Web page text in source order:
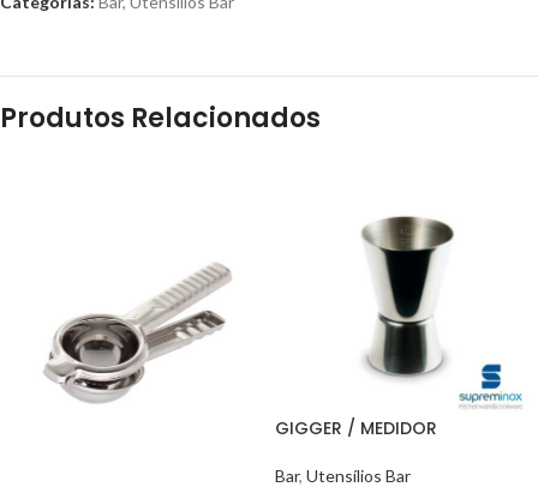
Produtos Relacionados
GIGGER / MEDIDOR
Bar, Utensílios Bar